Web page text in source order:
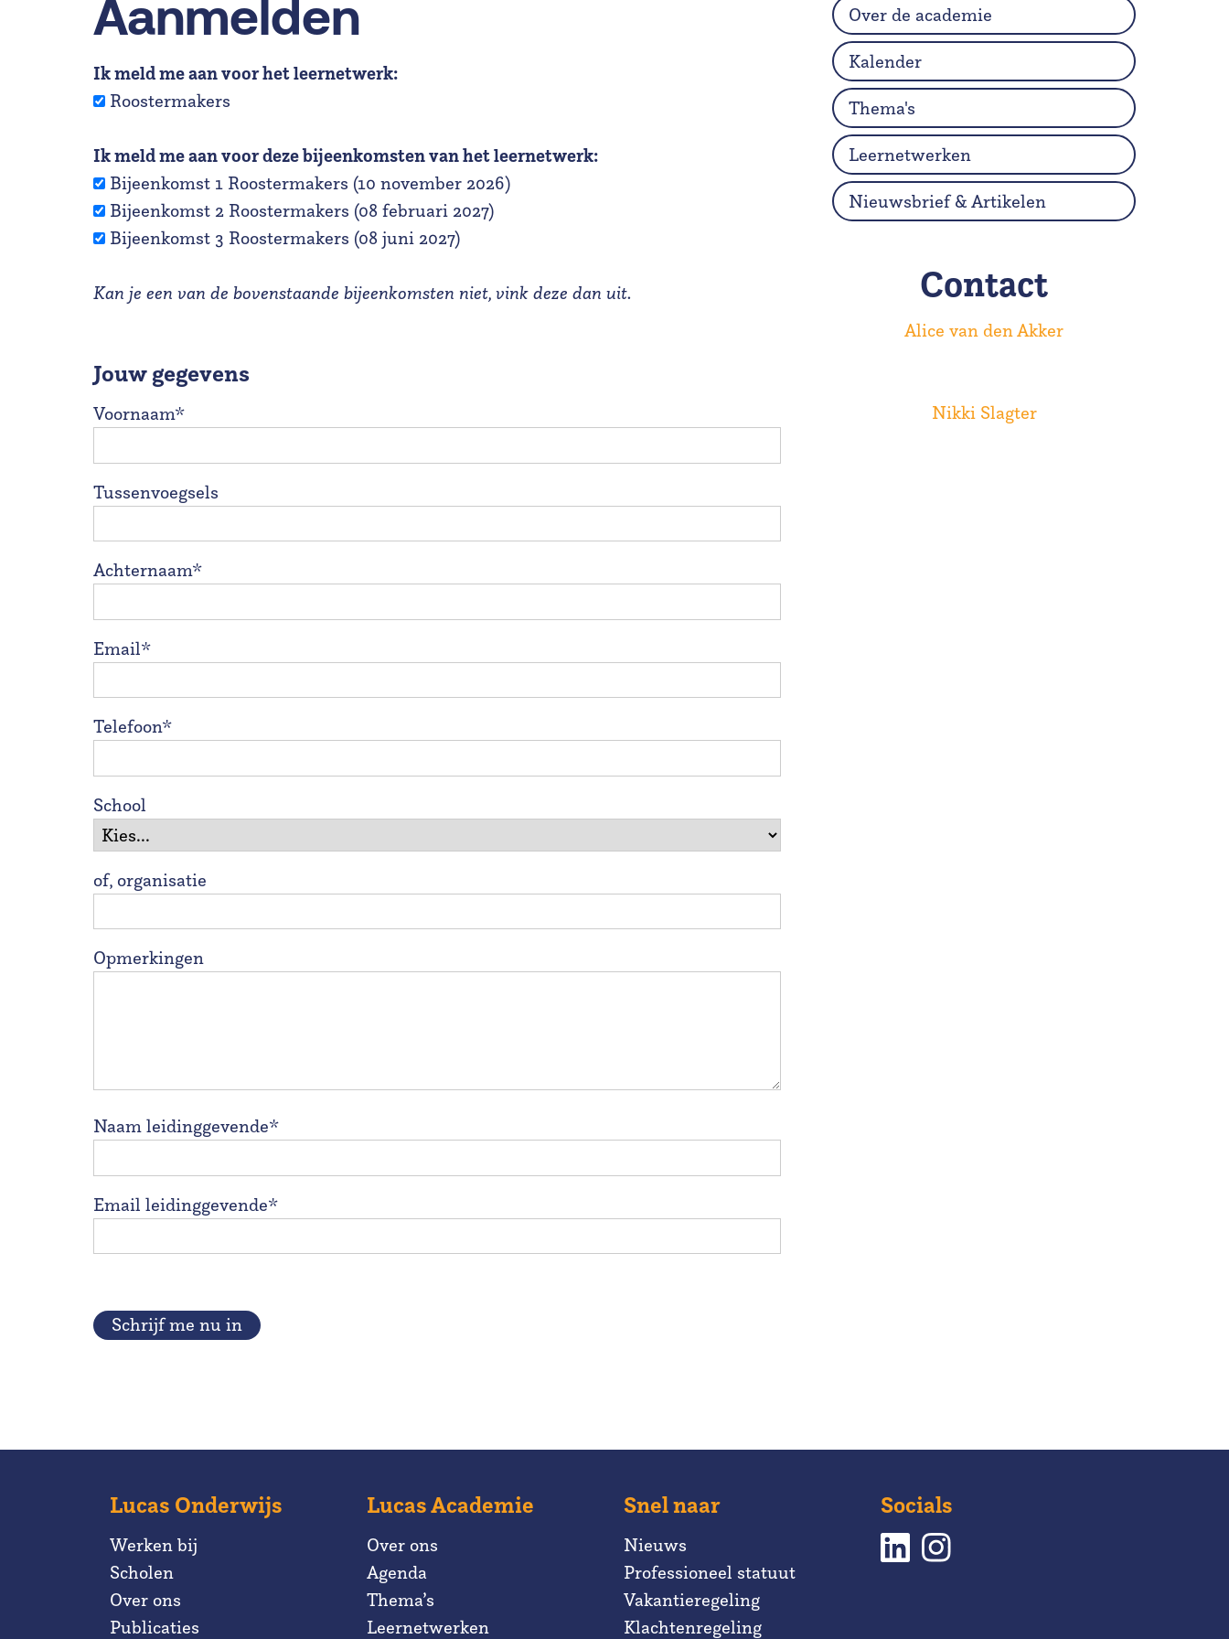
Aanmelden
Ik meld me aan voor het leernetwerk:
Roostermakers
Ik meld me aan voor deze bijeenkomsten van het leernetwerk:
Bijeenkomst 1 Roostermakers (10 november 2026)
Bijeenkomst 2 Roostermakers (08 februari 2027)
Bijeenkomst 3 Roostermakers (08 juni 2027)
Kan je een van de bovenstaande bijeenkomsten niet, vink deze dan uit.
Jouw gegevens
Voornaam*
Tussenvoegsels
Achternaam*
Email*
Telefoon*
School
of, organisatie
Opmerkingen
Naam leidinggevende*
Email leidinggevende*
Schrijf me nu in
Over de academie
Kalender
Thema's
Leernetwerken
Nieuwsbrief & Artikelen
Contact
Alice van den Akker
Nikki Slagter
Lucas Onderwijs
Werken bij
Scholen
Over ons
Publicaties
Lucas Academie
Over ons
Agenda
Thema’s
Leernetwerken
Snel naar
Nieuws
Professioneel statuut
Vakantieregeling
Klachtenregeling
Socials